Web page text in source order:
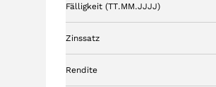
Fälligkeit (TT.MM.JJJJ)
Zinssatz
Rendite